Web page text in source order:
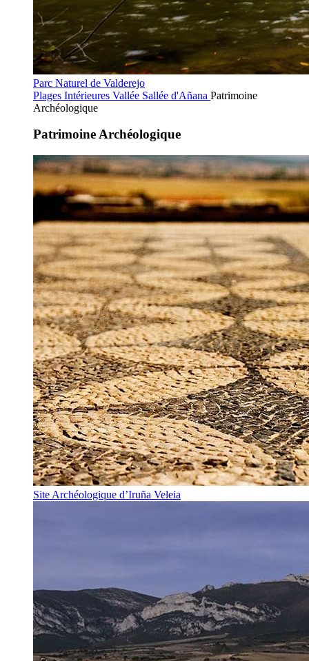
Parc Naturel de Valderejo
Plages Intérieures Vallée Sallée d'Añana Patrimoine
Archéologique
Patrimoine Archéologique
Site Archéologique d’Iruña Veleia